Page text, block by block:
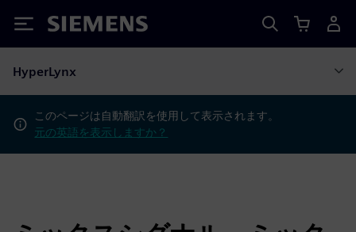
Siemens
HyperLynx
このページは自動翻訳を使用して表示されます。
元の英語を表示しますか？